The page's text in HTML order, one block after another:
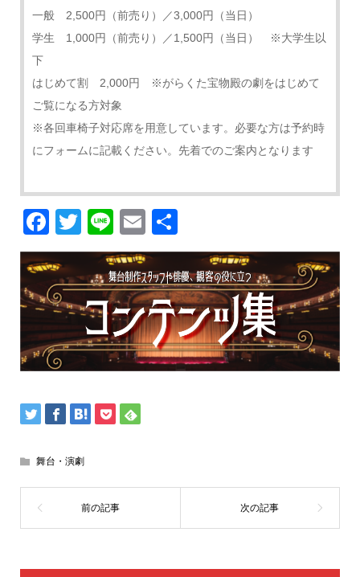
一般 2,500円（前売り）／3,000円（当日）
学生 1,000円（前売り）／1,500円（当日） ※大学生以
下
はじめて割 2,000円 ※がらくた宝物殿の劇をはじめて
ご覧になる方対象
※各回車椅子対応席を用意しています。必要な方は予約時
にフォームに記載ください。先着でのご案内となります
Facebook
Twitter
LineEmail
有
舞台・演劇